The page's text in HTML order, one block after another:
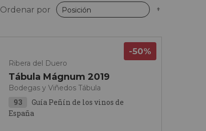
Ordenar por
Ribera del Duero
Tábula Mágnum 2019
Bodegas y Viñedos Tábula
93
Guía Peñín de los vinos de
España
-50%